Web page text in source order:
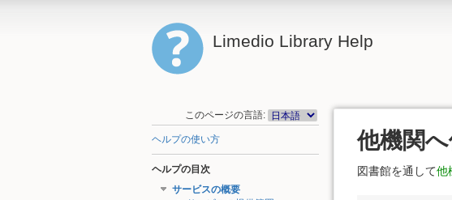
Limedio Library Help
このページの言語:
ヘルプの使い方
ヘルプの目次
サービスの概要
他機関
図書館を通して他